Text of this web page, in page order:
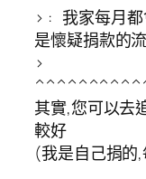
> : 我家每月
是懷疑捐款的
>
其實,您可以去
較好
(我是自己捐的